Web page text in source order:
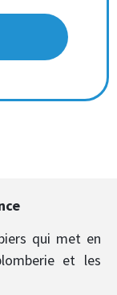
qui met en
et les